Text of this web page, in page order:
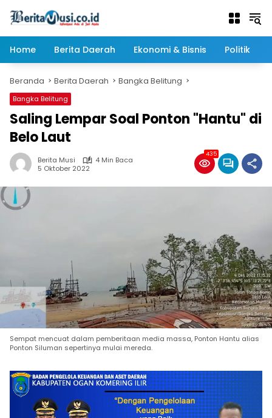
Home
Berita Daerah Ekonomi & Bisnis Politik
Beranda Berita Daerah Bangka Belitung
Bangka Belitung
Saling Lempar Soal Ponton "Hantu" di
Belo Laut
Berita Musi
4 Min Baca
5 Oktober 2022
435
Sempat mencuat dalam pemberitaan media massa, Ponton Hantu alias
Ponton Siluman sepertinya mulai mereda.